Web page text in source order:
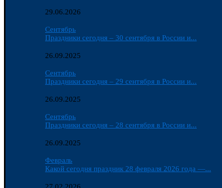
29.06.2026
Сентябрь
Праздники сегодня – 30 сентября в России и...
26.09.2025
Сентябрь
Праздники сегодня – 29 сентября в России и...
26.09.2025
Сентябрь
Праздники сегодня – 28 сентября в России и...
26.09.2025
Февраль
Какой сегодня праздник 28 февраля 2026 года —...